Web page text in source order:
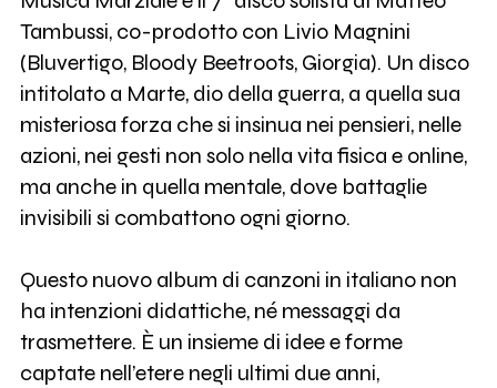
Tambussi, co-prodotto con Livio Magnini
(Bluvertigo, Bloody Beetroots, Giorgia). Un disco
intitolato a Marte, dio della guerra, a quella sua
misteriosa forza che si insinua nei pensieri, nelle
azioni, nei gesti non solo nella vita fisica e online,
ma anche in quella mentale, dove battaglie
invisibili si combattono ogni giorno.
Questo nuovo album di canzoni in italiano non
ha intenzioni didattiche, né messaggi da
trasmettere. È un insieme di idee e forme
captate nell’etere negli ultimi due anni,